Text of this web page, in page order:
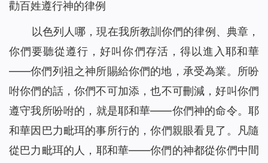
勸百姓遵行神的律例
以色列人哪，現在我所教訓你們的律例、典章，
你們要聽從遵行，好叫你們存活，得以進入耶和華
——你們列祖之神所賜給你們的地，承受為業。所吩
咐你們的話，你們不可加添，也不可刪減，好叫你們
遵守我所吩咐的，就是耶和華——你們神的命令。耶
和華因巴力毗珥的事所行的，你們親眼看見了。凡隨
從巴力毗珥的人，耶和華——你們的神都從你們中間